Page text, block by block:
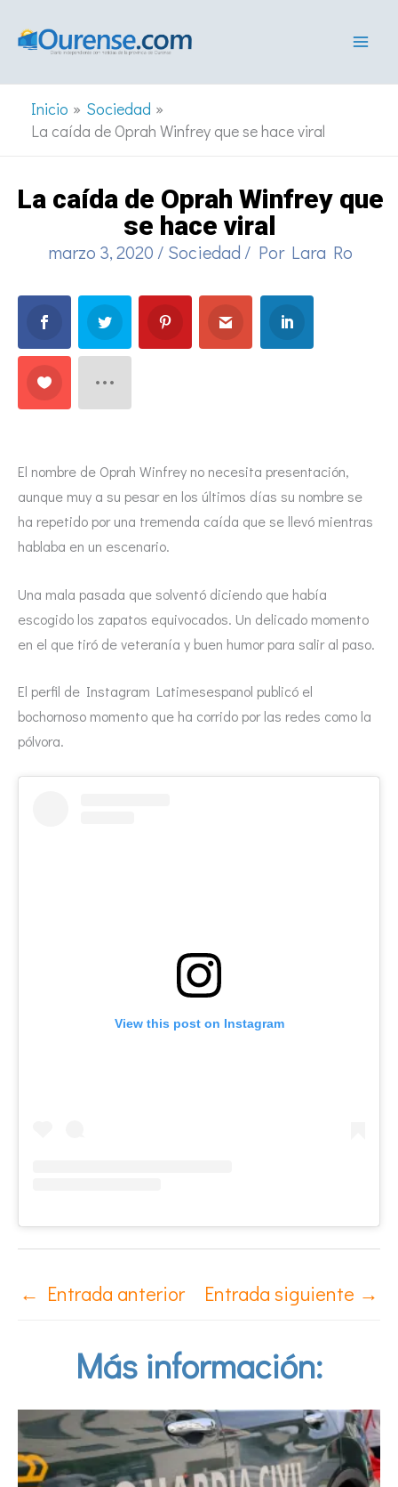
Inicio
Sociedad
La caída de Oprah Winfrey que se hace viral
La caída de Oprah Winfrey que
se hace viral
marzo 3, 2020 / Sociedad / Por Lara Ro
El nombre de Oprah Winfrey no necesita presentación,
aunque muy a su pesar en los últimos días su nombre se
ha repetido por una tremenda caída que se llevó mientras
hablaba en un escenario.
Una mala pasada que solventó diciendo que había
escogido los zapatos equivocados. Un delicado momento
en el que tiró de veteranía y buen humor para salir al paso.
El perfil de Instagram Latimesespanol publicó el
bochornoso momento que ha corrido por las redes como la
pólvora.
View this post on Instagram
← Entrada anterior Entrada siguiente →
Más información: